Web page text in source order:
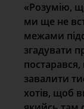
«Розумію,
ми ще не
межами
згадувати
завалити
хотів, щоб